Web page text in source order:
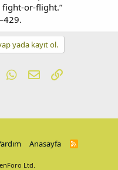
fight-or-flight.”
yada kayıt ol.
TumblrWhatsApp
E-postaLink
Anasayfa
R
Ltd.